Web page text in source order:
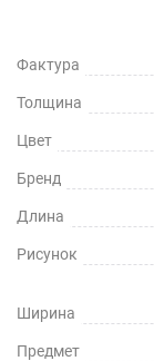
8
Фактура
Толщина
Цвет
Бренд
Длина
Рисунок
Ширина
Предмет